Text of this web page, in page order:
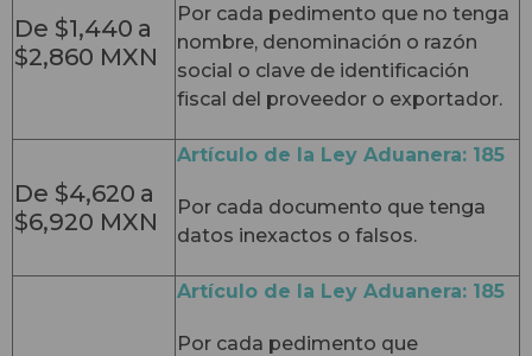
De $1,440 a
$2,860 MXN
Por cada pedimento que no tenga
nombre, denominación o razón
social o clave de identificación
fiscal del proveedor o exportador.
De $4,620 a
$6,920 MXN
Artículo de la Ley Aduanera: 185
Por cada documento que tenga
datos inexactos o falsos.
Artículo de la Ley Aduanera: 185
Por cada pedimento que